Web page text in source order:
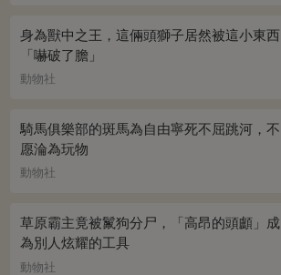
身為獸中之王，這倆頭獅子居然被這小東西
「嚇破了膽」
動物社
騎馬俱樂部的斑馬為自由寧死不屈跳河，不
愿淪為玩物
動物社
草原霸主竟被鬣狗分尸，「高昂的頭顱」成
為別人炫耀的工具
動物社